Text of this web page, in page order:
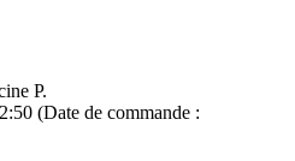
P.
(Date de commande :